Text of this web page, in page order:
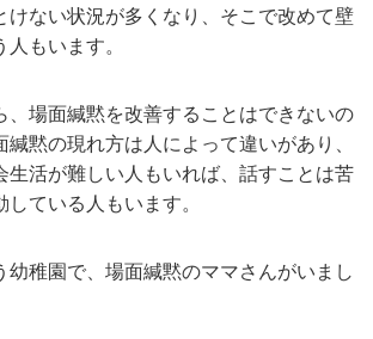
けない状況が多くなり、そこで改めて壁
もいます。
、場面緘黙を改善することはできないの
黙の現れ方は人によって違いがあり、
生活が難しい人もいれば、話すことは苦
ている人もいます。
幼稚園で、場面緘黙のママさんがいまし